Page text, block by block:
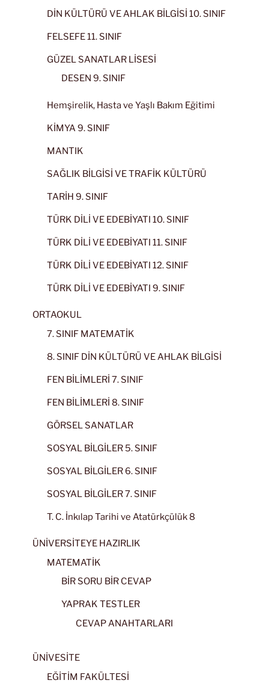
DİN KÜLTÜRÜ VE AHLAK BİLGİSİ 10. SINIF
FELSEFE 11. SINIF
GÜZEL SANATLAR LİSESİ
DESEN 9. SINIF
Hemşirelik, Hasta ve Yaşlı Bakım Eğitimi
KİMYA 9. SINIF
MANTIK
SAĞLIK BİLGİSİ VE TRAFİK KÜLTÜRÜ
TARİH 9. SINIF
TÜRK DİLİ VE EDEBİYATI 10. SINIF
TÜRK DİLİ VE EDEBİYATI 11. SINIF
TÜRK DİLİ VE EDEBİYATI 12. SINIF
TÜRK DİLİ VE EDEBİYATI 9. SINIF
ORTAOKUL
7. SINIF MATEMATİK
8. SINIF DİN KÜLTÜRÜ VE AHLAK BİLGİSİ
FEN BİLİMLERİ 7. SINIF
FEN BİLİMLERİ 8. SINIF
GÖRSEL SANATLAR
SOSYAL BİLGİLER 5. SINIF
SOSYAL BİLGİLER 6. SINIF
SOSYAL BİLGİLER 7. SINIF
T. C. İnkılap Tarihi ve Atatürkçülük 8
ÜNİVERSİTEYE HAZIRLIK
MATEMATİK
BİR SORU BİR CEVAP
YAPRAK TESTLER
CEVAP ANAHTARLARI
ÜNİVESİTE
EĞİTİM FAKÜLTESİ